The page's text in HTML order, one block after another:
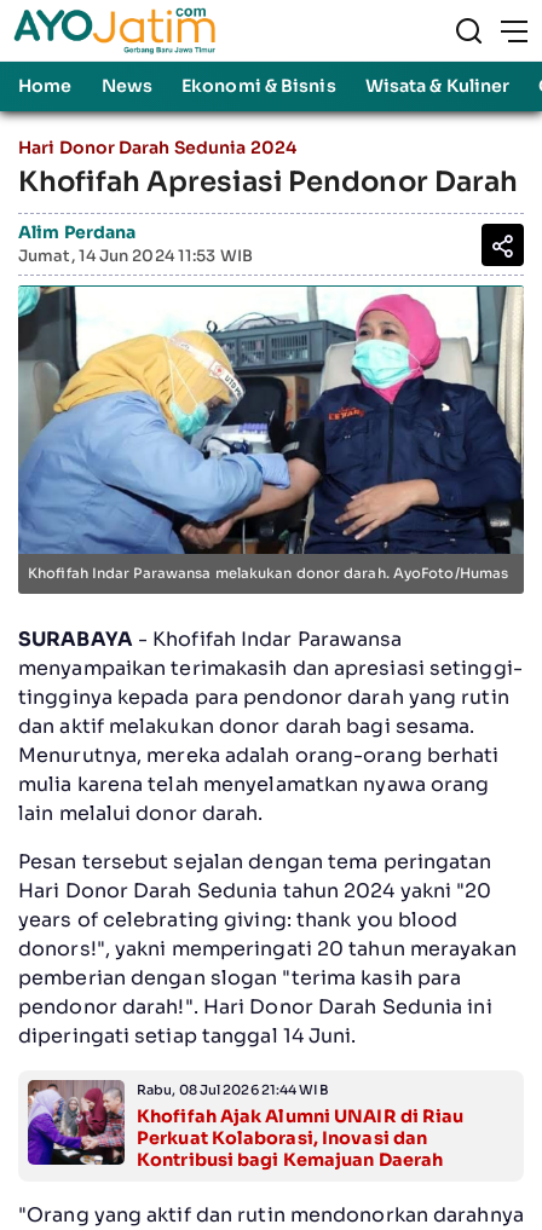
Home News Ekonomi & Bisnis Wisata & Kuliner
Hari Donor Darah Sedunia 2024
Khofifah Apresiasi Pendonor Darah
Alim Perdana
Jumat, 14 Jun 2024 11:53 WIB
Khofifah Indar Parawansa melakukan donor darah. AyoFoto/Humas
SURABAYA- Khofifah Indar Parawansa
menyampaikan terimakasih dan apresiasi setinggi-
tingginya kepada para pendonor darah yang rutin
dan aktif melakukan donor darah bagi sesama.
Menurutnya, mereka adalah orang-orang berhati
mulia karena telah menyelamatkan nyawa orang
lain melalui donor darah.
Pesan tersebut sejalan dengan tema peringatan
Hari Donor Darah Sedunia tahun 2024 yakni "20
years of celebrating giving: thank you blood
donors!", yakni memperingati 20 tahun merayakan
pemberian dengan slogan "terima kasih para
pendonor darah!". Hari Donor Darah Sedunia ini
diperingati setiap tanggal 14 Juni.
Rabu, 08 Jul 2026 21:44 WIB
Khofifah Ajak Alumni UNAIR di Riau
Perkuat Kolaborasi, Inovasi dan
Kontribusi bagi Kemajuan Daerah
"Orang yang aktif dan rutin mendonorkan darahnya